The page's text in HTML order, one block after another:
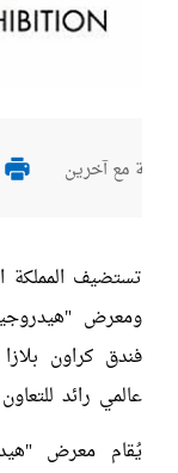
مع آخرين
تستضيف المملكة
فندق كراون
عالمي رائد
يُقام معرض